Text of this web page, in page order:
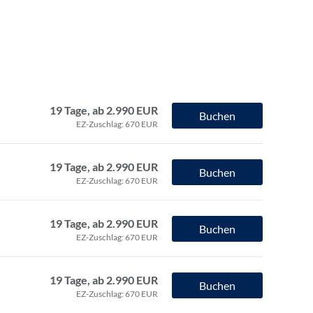
19 Tage, ab 2.990 EUR
EZ-Zuschlag: 670 EUR
Buchen
19 Tage, ab 2.990 EUR
EZ-Zuschlag: 670 EUR
Buchen
19 Tage, ab 2.990 EUR
EZ-Zuschlag: 670 EUR
Buchen
19 Tage, ab 2.990 EUR
EZ-Zuschlag: 670 EUR
Buchen